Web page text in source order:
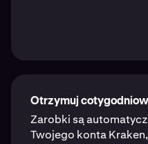
Otrzymuj
Zarobki są
Twojego konta